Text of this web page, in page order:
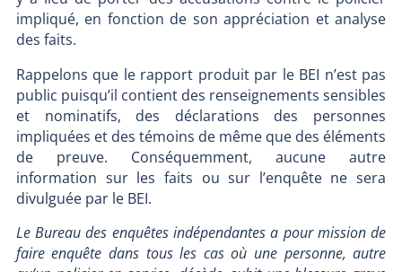
impliqué, en fonction de son appréciation et analyse
des faits.
Rappelons que le rapport produit par le BEI n’est pas
public puisqu’il contient des renseignements sensibles
et nominatifs, des déclarations des personnes
impliquées et des témoins de même que des éléments
de preuve. Conséquemment, aucune autre
information sur les faits ou sur l’enquête ne sera
divulguée par le BEI.
Le Bureau des enquêtes indépendantes a pour mission de
faire enquête dans tous les cas où une personne, autre